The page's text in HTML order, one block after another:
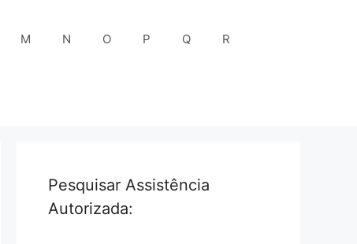
M N O P Q R
Pesquisar Assistência
Autorizada: